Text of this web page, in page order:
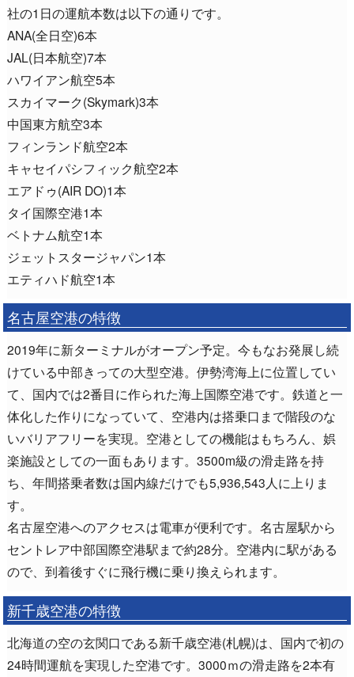
社の1日の運航本数は以下の通りです。
ANA(全日空)6本
JAL(日本航空)7本
ハワイアン航空5本
スカイマーク(Skymark)3本
中国東方航空3本
フィンランド航空2本
キャセイパシフィック航空2本
エアドゥ(AIR DO)1本
タイ国際空港1本
ベトナム航空1本
ジェットスタージャパン1本
エティハド航空1本
名古屋空港の特徴
2019年に新ターミナルがオープン予定。今もなお発展し続
けている中部きっての大型空港。伊勢湾海上に位置してい
て、国内では2番目に作られた海上国際空港です。鉄道と一
体化した作りになっていて、空港内は搭乗口まで階段のな
いバリアフリーを実現。空港としての機能はもちろん、娯
楽施設としての一面もあります。3500m級の滑走路を持
ち、年間搭乗者数は国内線だけでも5,936,543人に上りま
す。
名古屋空港へのアクセスは電車が便利です。名古屋駅から
セントレア中部国際空港駅まで約28分。空港内に駅がある
ので、到着後すぐに飛行機に乗り換えられます。
新千歳空港の特徴
北海道の空の玄関口である新千歳空港(札幌)は、国内で初の
24時間運航を実現した空港です。3000ｍの滑走路を2本有